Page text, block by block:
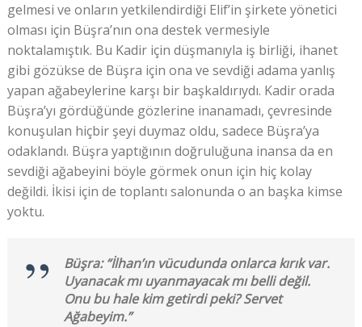
gelmesi ve onların yetkilendirdiği Elif’in şirkete yönetici
olması için Büşra’nın ona destek vermesiyle
noktalamıştık. Bu Kadir için düşmanıyla iş birliği, ihanet
gibi gözükse de Büşra için ona ve sevdiği adama yanlış
yapan ağabeylerine karşı bir başkaldırıydı. Kadir orada
Büşra’yı gördüğünde gözlerine inanamadı, çevresinde
konuşulan hiçbir şeyi duymaz oldu, sadece Büşra’ya
odaklandı. Büşra yaptığının doğruluğuna inansa da en
sevdiği ağabeyini böyle görmek onun için hiç kolay
değildi. İkisi için de toplantı salonunda o an başka kimse
yoktu.
Büşra: “İlhan’ın vücudunda onlarca kırık var.
Uyanacak mı uyanmayacak mı belli değil.
Onu bu hale kim getirdi peki? Servet
Ağabeyim.”